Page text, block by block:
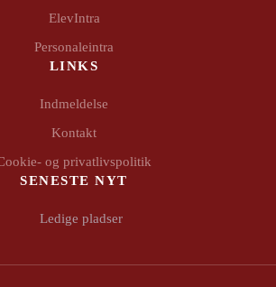
ElevIntra
Personaleintra
LINKS
Indmeldelse
Kontakt
og privatlivspolitik
SENESTE NYT
Ledige pladser